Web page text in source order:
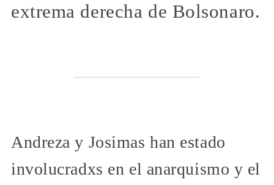
extrema derecha de Bolsonaro.
Andreza y Josimas han estado
involucradxs en el anarquismo y el